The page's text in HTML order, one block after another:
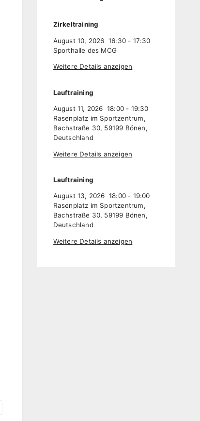
Zirkeltraining
August 10, 2026 16:30- 17:30
Sporthalle des MCG
Weitere Details anzeigen
Lauftraining
August 11, 2026 18:00- 19:30
Rasenplatz im Sportzentrum,
Bachstraße 30, 59199 Bönen,
Deutschland
Weitere Details anzeigen
Lauftraining
August 13, 2026 18:00- 19:00
Rasenplatz im Sportzentrum,
Bachstraße 30, 59199 Bönen,
Deutschland
Weitere Details anzeigen